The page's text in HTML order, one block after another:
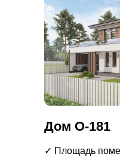
✓ Площадь
Дом О-181